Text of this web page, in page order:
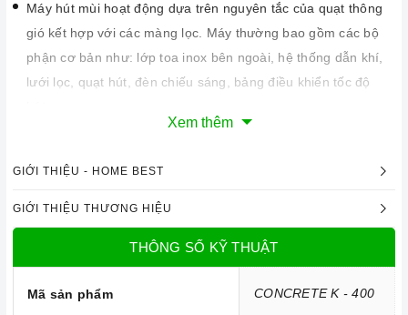
Máy hút mùi hoạt động dựa trên nguyên tắc của quạt thông
gió kết hợp với các màng lọc. Máy thường bao gồm các bộ
phận cơ bản như: lớp toa inox bên ngoài, hệ thống dẫn khí,
lưới lọc, quạt hút, đèn chiếu sáng, bảng điều khiển tốc độ
Hệ thống đèn chiếu sáng LED 2 x 2.2W có tác dụng chiếu
Chức năng an toàn
Máy sử dụng phương pháp khử mùi bằng than hoạt tính sẽ
Xem thêm
GIỚI THIỆU - HOME BEST
GIỚI THIỆU THƯƠNG HIỆU
THÔNG SỐ KỸ THUẬT
Mã sản phẩm CONCRETE K - 400